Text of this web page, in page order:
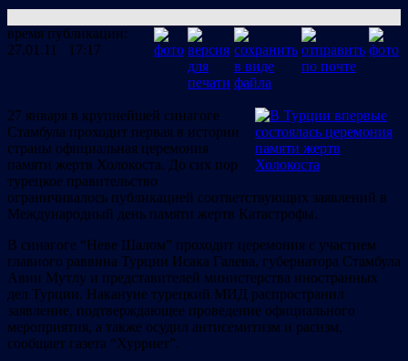
время публикации:
27.01.11 17:17
27 января в крупнейшей синагоге
Стамбула проходит первая в истории
страны официальная церемония
памяти жертв Холокоста. До сих пор
турецкое правительство
ограничивалось публикацией соответствующих заявлений в
Международный день памяти жертв Катастрофы.
В синагоге “Неве Шалом” проходит церемония с участием
главного раввина Турции Исака Галева, губернатора Стамбула
Авни Мутлу и представителей министерства иностранных
дел Турции. Накануне турецкий МИД распространил
заявление, подтверждающее проведение официального
мероприятия, а также осудил антисемитизм и расизм,
сообщает газета “Хурриет”.